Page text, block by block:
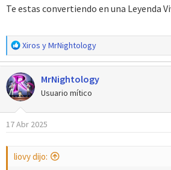
Saludos y feliz semana santa.
Te estas convertiendo en una Leyenda
R
e
a
c
c
i
o
n
:
Xiros yMrNightology
MrNightology
Usuario mítico
17 Abr 2025
liovy dijo: